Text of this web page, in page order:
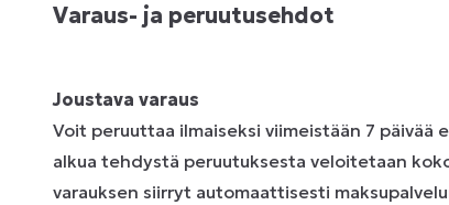
Varaus- ja peruutusehdot
Joustava varaus
Voit peruuttaa ilmaiseksi viimeistään 7 päivää
alkua tehdystä peruutuksesta veloitetaan
varauksen siirryt automaattisesti